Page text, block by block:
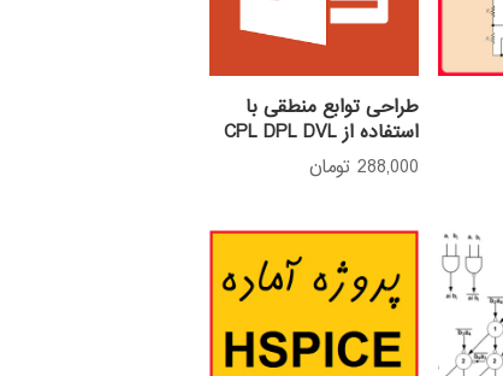
طراحی توابع منطقی با
استفاده از CPL DPL DVL
288,000 تومان